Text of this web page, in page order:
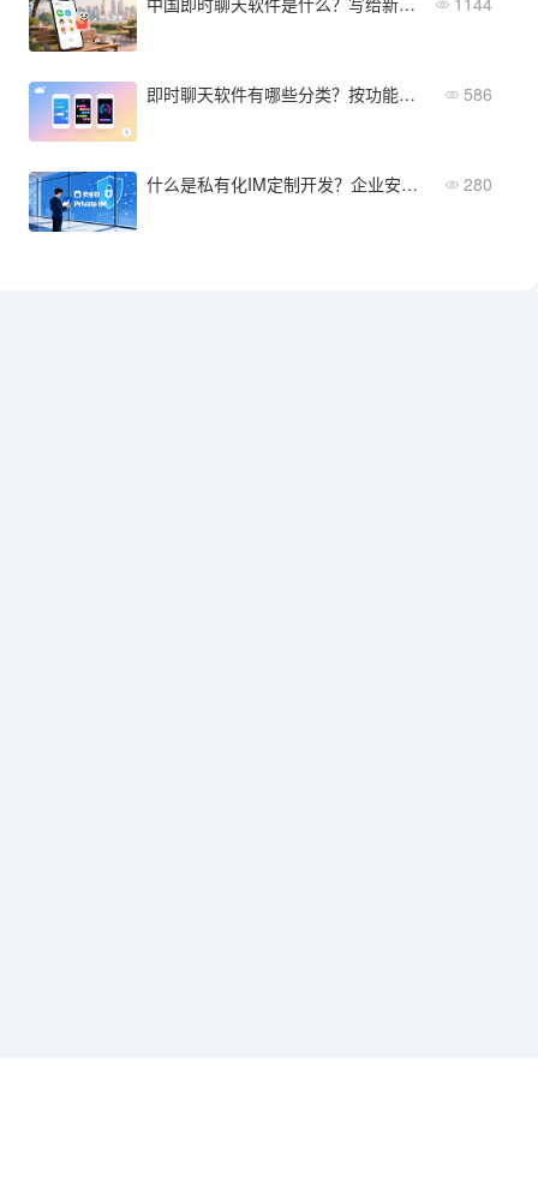
即时聊天软件有哪些分类？按功能、场景和用途全面梳理 586
什么是私有化IM定制开发？企业安全通信的完整定义与实施指南 280